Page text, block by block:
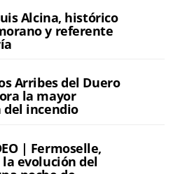
Alcina, histórico
y referente
Arribes del Duero
la mayor
del incendio
| Fermoselle,
evolución del